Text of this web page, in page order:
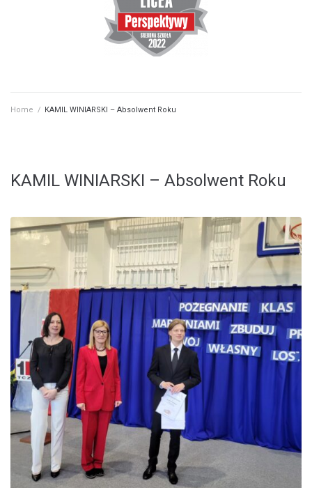
Home / KAMIL WINIARSKI – Absolwent Roku
KAMIL WINIARSKI – Absolwent Roku